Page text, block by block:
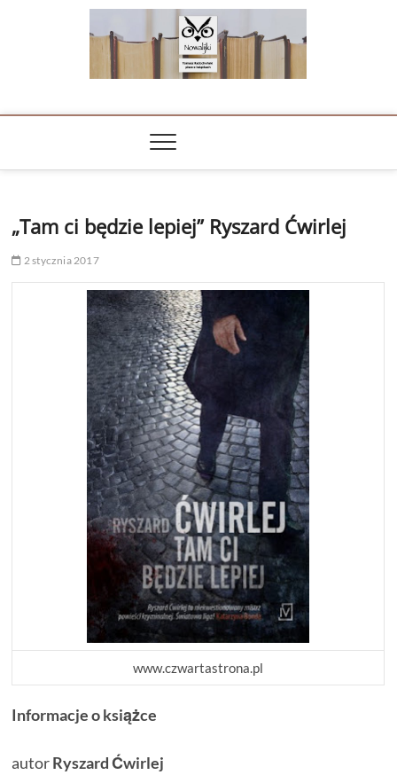
NOWALIJKI
„Tam ci będzie lepiej” Ryszard Ćwirlej
2 stycznia 2017
www.czwartastrona.pl
Informacje o książce
autorRyszard Ćwirlej